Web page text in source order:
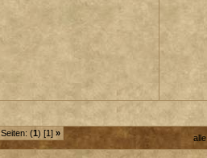
Seiten: (1) [1] »